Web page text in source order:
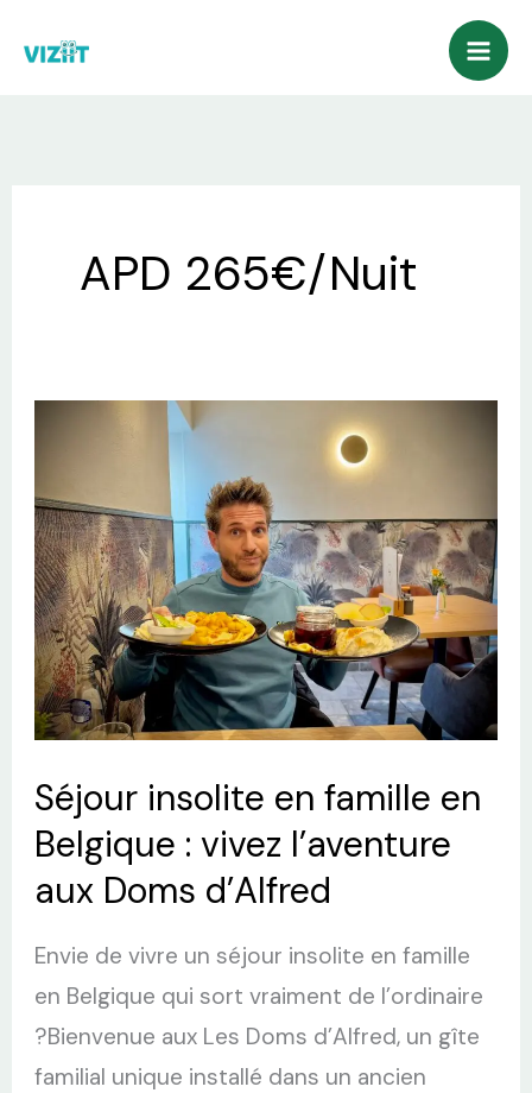
APD 265€/Nuit
Séjour insolite en famille en
Belgique : vivez l’aventure
aux Doms d’Alfred
Envie de vivre un séjour insolite en famille
en Belgique qui sort vraiment de l’ordinaire
?Bienvenue aux Les Doms d’Alfred, un gîte
familial unique installé dans un ancien
en
famille
en
Belgique
:
vivez
l’aventure
aux
Doms
d’Alfred